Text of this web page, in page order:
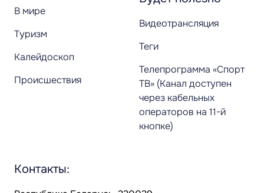
В мире
Туризм
Калейдоскоп
Происшествия
Видеотрансляция
Теги
Телепрограмма «Спорт
ТВ» (Канал доступен
через кабельных
операторов на 11-й
кнопке)
Контакты: